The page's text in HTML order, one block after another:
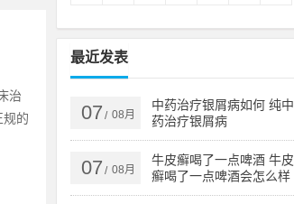
治
规的
最近发表
07 / 08月
中药治疗银屑病如何 纯中
药治疗银屑病
07 / 08月
牛皮癣喝了一点啤酒 牛皮
癣喝了一点啤酒会怎么样